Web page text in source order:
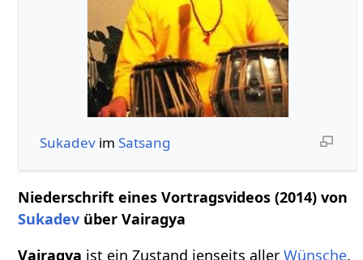
Sukadevim Satsang
Niederschrift eines Vortragsvideos (2014) von
Sukadev über Vairagya
Vairagya ist ein Zustand jenseits allerWünsche.